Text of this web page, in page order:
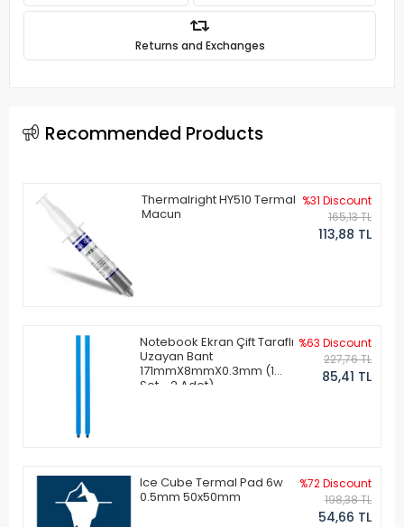
Returns and Exchanges
Recommended Products
Thermalright HY510 Termal
Macun
%31 Discount
165,13 TL
113,88 TL
Notebook Ekran Çift Taraflı
Uzayan Bant
171mmX8mmX0.3mm (1
Set - 2 Adet)
%63 Discount
227,76 TL
85,41 TL
Ice Cube Termal Pad 6w
0.5mm 50x50mm
%72 Discount
198,38 TL
54,66 TL